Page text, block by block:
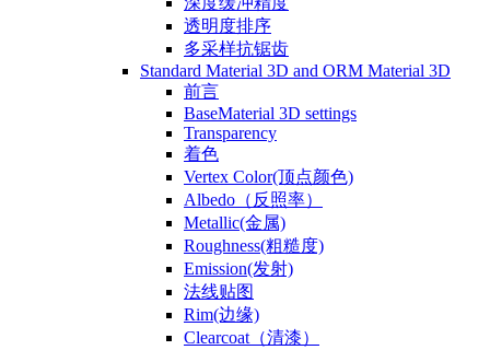
透明度排序
多采样抗锯齿
Standard Material 3D and ORM Material 3D
前言
BaseMaterial 3D settings
Transparency
着色
Vertex Color(顶点颜色)
Albedo（反照率）
Metallic(金属)
Roughness(粗糙度)
Emission(发射)
法线贴图
Rim(边缘)
Clearcoat（清漆）